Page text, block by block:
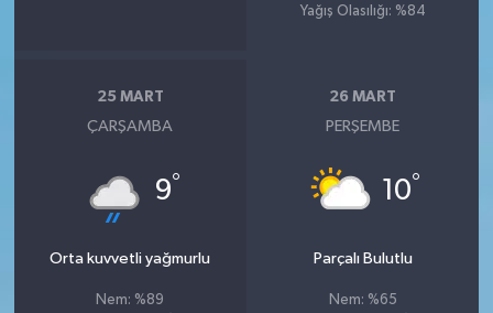
Yağış Olasılığı: %84
25 MART
ÇARŞAMBA
9°
Orta kuvvetli yağmurlu
Nem: %89
26 MART
PERŞEMBE
10°
Parçalı Bulutlu
Nem: %65